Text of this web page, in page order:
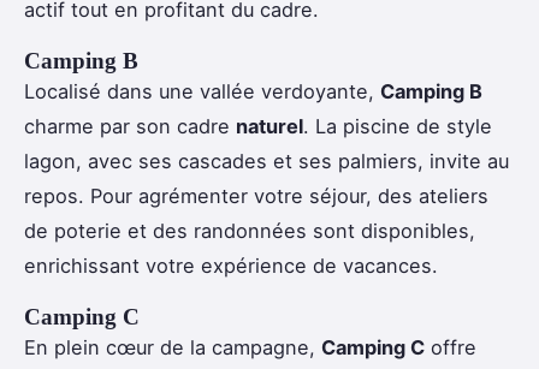
actif tout en profitant du cadre.
Camping B
Localisé dans une vallée verdoyante, Camping B
charme par son cadre naturel. La piscine de style
lagon, avec ses cascades et ses palmiers, invite au
repos. Pour agrémenter votre séjour, des ateliers
de poterie et des randonnées sont disponibles,
enrichissant votre expérience de vacances.
Camping C
En plein cœur de la campagne, Camping C offre